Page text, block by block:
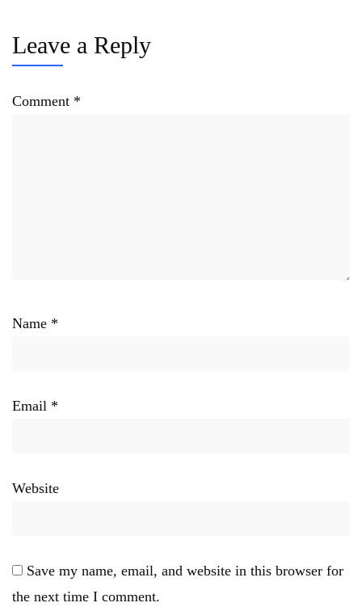
Leave a Reply
Comment *
Name *
Email *
Website
Save my name, email, and website in this browser for
the next time I comment.